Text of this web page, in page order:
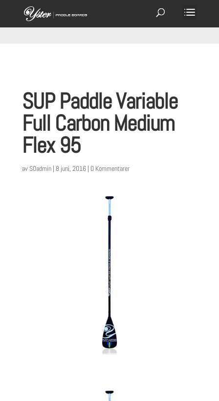
SUP Paddle Variable
Full Carbon Medium
Flex 95
av S0admin| 8 juni, 2016| 0 Kommentarer